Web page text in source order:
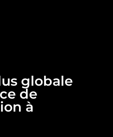
globale
de
à